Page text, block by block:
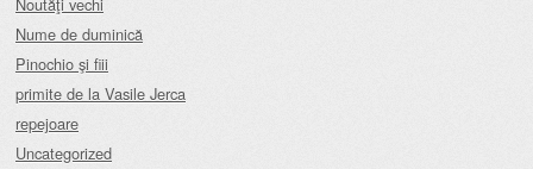
Nume de duminică
Pinochio şi fiii
primite de la Vasile Jerca
repejoare
Uncategorized